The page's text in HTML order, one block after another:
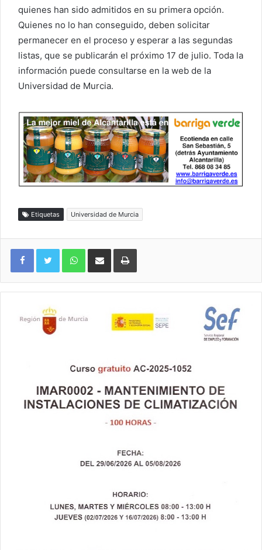
quienes han sido admitidos en su primera opción.
Quienes no lo han conseguido, deben solicitar
permanecer en el proceso y esperar a las segundas
listas, que se publicarán el próximo 17 de julio. Toda la
información puede consultarse en la web de la
Universidad de Murcia.
Etiquetas Universidad de Murcia
WhatsAppCompartir por correo electrónicoImprimir